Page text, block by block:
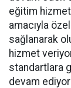
eğitim
amacıyla
sağlanarak
hizmet
standartlara
devam